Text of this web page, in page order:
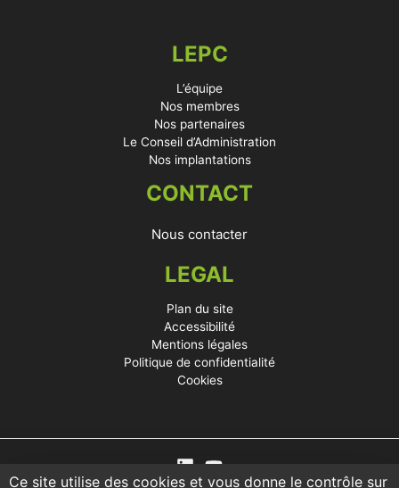
Ce site utilise des cookies et vous donne le contrôle sur
LEPC
L’équipe
Nos membres
Nos partenaires
Le Conseil d’Administration
Nos implantations
CONTACT
Nous contacter
LEGAL
Plan du site
Accessibilité
Mentions légales
Politique de confidentialité
Cookies